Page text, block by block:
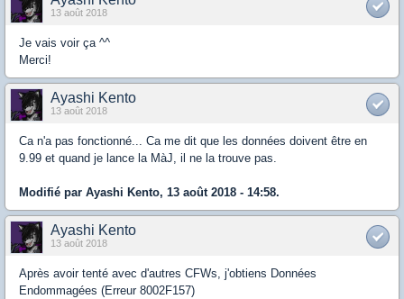
13 août 2018
Je vais voir ça ^^
Merci!
Ayashi Kento
13 août 2018
Ca n'a pas fonctionné... Ca me dit que les données doivent être en
9.99 et quand je lance la MàJ, il ne la trouve pas.
Modifié par Ayashi Kento, 13 août 2018 - 14:58.
Ayashi Kento
13 août 2018
Après avoir tenté avec d'autres CFWs, j'obtiens Données
Endommagées (Erreur 8002F157)